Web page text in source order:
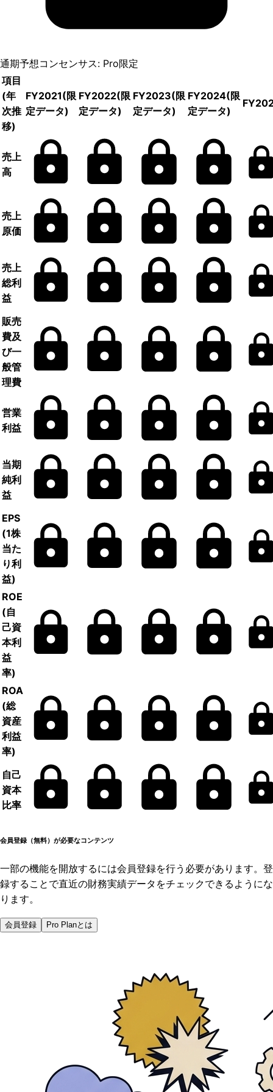
通期予想コンセンサス: Pro限定
項目
(年
次推
移)
FY2021(限
定データ)
FY2022(限
定データ)
FY2023(限
定データ)
FY2024(限
定データ)
売上
高
売上
原価
売上
総利
益
販売
費及
び一
般管
理費
営業
利益
当期
純利
益
EPS
(1株
当た
り利
益)
ROE
(自
己資
本利
益
率)
ROA
(総
資産
利益
率)
自己
資本
比率
会員登録（無料）が必要なコンテンツ
一部の機能を開放するには会員登録を行う必要があります。登
録することで直近の財務実績データをチェックできるようにな
ります。
会員登録 Pro Planとは